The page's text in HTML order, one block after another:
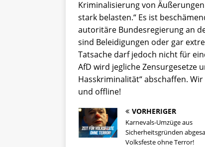
Kriminalisierung von
stark belasten.“ Es ist
autoritäre Bundesregierung an
sind Beleidigungen oder gar
Tatsache darf jedoch nicht für
AfD wird jegliche Zensurgesetze
Hasskriminalität“ abschaffen.
und offline!
VORHERIGER
Karnevals-Umzüge aus
Sicherheitsgründen
Volksfeste ohne Terror!